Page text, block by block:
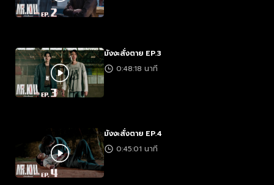
มังงะสั่งตาย EP.3
0:48:18 นาที
มังงะสั่งตาย EP.4
0:45:01 นาที